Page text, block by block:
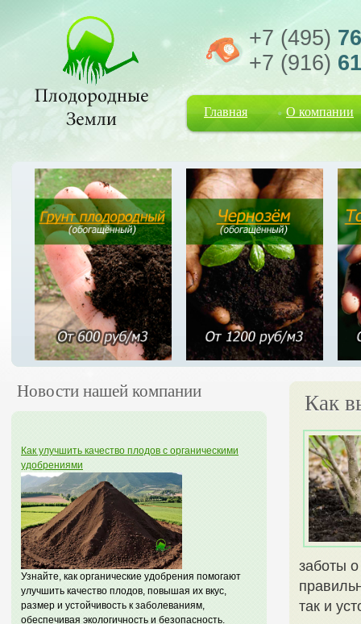
+7 (495)
+7 (916)
Главная О компании
Новости нашей компании
Как улучшить качество плодов с органическими
удобрениями
Узнайте, как органические удобрения помогают
улучшить качество плодов, повышая их вкус,
размер и устойчивость к заболеваниям,
обеспечивая экологичность и безопасность.
Как
заботы
так и